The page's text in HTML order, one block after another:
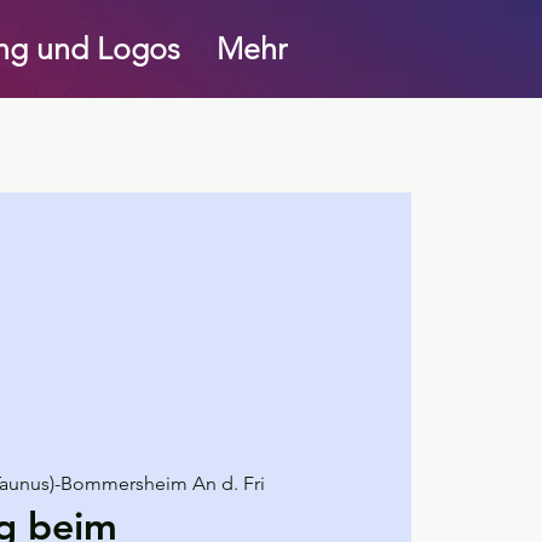
und Logos Mehr
Bommersheim An d. Fri
beim